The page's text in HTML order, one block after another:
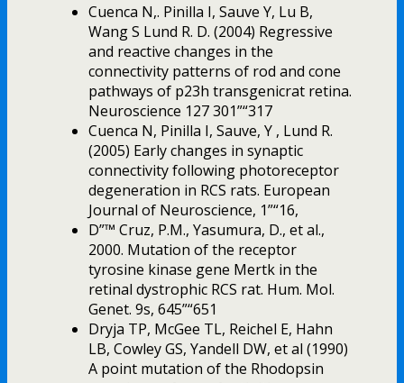
Cuenca N,. Pinilla I, Sauve Y, Lu B,
Wang S Lund R. D. (2004) Regressive
and reactive changes in the
connectivity patterns of rod and cone
pathways of p23h transgenicrat retina.
Neuroscience 127 301”“317
Cuenca N, Pinilla I, Sauve, Y , Lund R.
(2005) Early changes in synaptic
connectivity following photoreceptor
degeneration in RCS rats. European
Journal of Neuroscience, 1”“16,
D”™ Cruz, P.M., Yasumura, D., et al.,
2000. Mutation of the receptor
tyrosine kinase gene Mertk in the
retinal dystrophic RCS rat. Hum. Mol.
Genet. 9s, 645”“651
Dryja TP, McGee TL, Reichel E, Hahn
LB, Cowley GS, Yandell DW, et al (1990)
A point mutation of the Rhodopsin